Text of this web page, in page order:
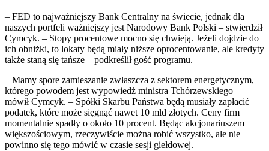
– FED to najważniejszy Bank Centralny na świecie, jednak dla
naszych portfeli ważniejszy jest Narodowy Bank Polski – stwierdził
Cymcyk. – Stopy procentowe mocno się chwieją. Jeżeli dojdzie do
ich obniżki, to lokaty będą miały niższe oprocentowanie, ale kredyty
także staną się tańsze – podkreślił gość programu.
– Mamy spore zamieszanie zwłaszcza z sektorem energetycznym,
którego powodem jest wypowiedź ministra Tchórzewskiego –
mówił Cymcyk. – Spółki Skarbu Państwa będą musiały zapłacić
podatek, które może sięgnąć nawet 10 mld złotych. Ceny firm
momentalnie spadły o około 10 procent. Będąc akcjonariuszem
większościowym, rzeczywiście można robić wszystko, ale nie
powinno się tego mówić w czasie sesji giełdowej.